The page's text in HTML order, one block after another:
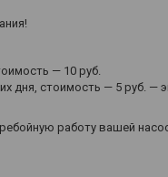
— 10 руб.
дня, стоимость — 5 руб. —
работу вашей